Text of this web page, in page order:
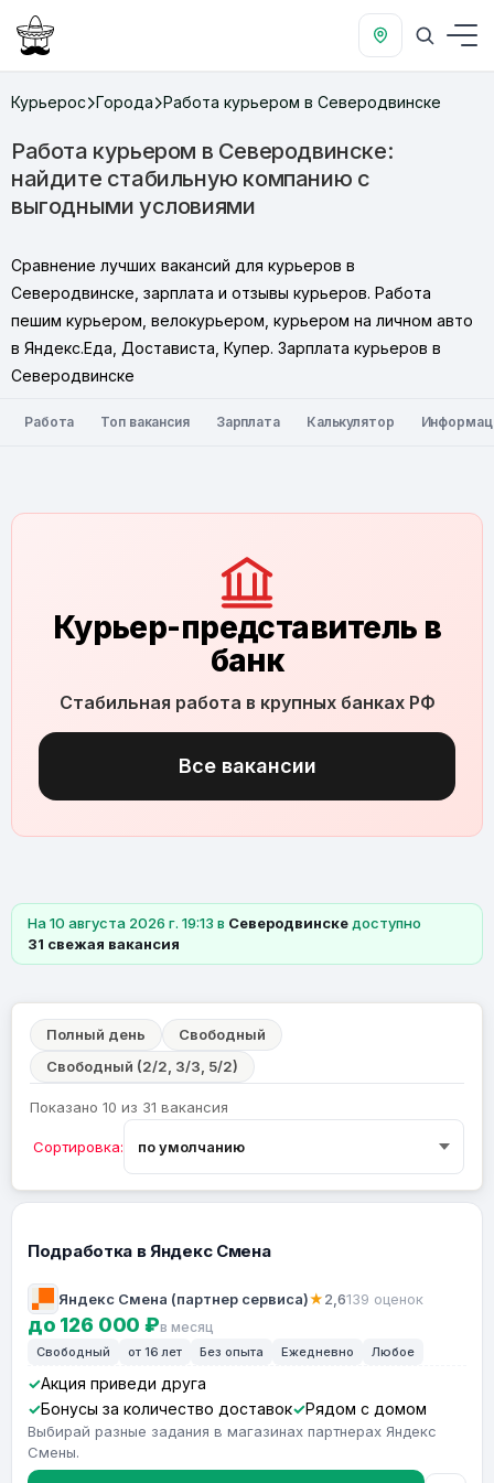
Курьерос Города Работа курьером в Северодвинске
Работа курьером в Северодвинске:
найдите стабильную компанию с
выгодными условиями
Сравнение лучших вакансий для курьеров в
Северодвинске, зарплата и отзывы курьеров. Работа
пешим курьером, велокурьером, курьером на личном авто
в Яндекс.Еда, Достависта, Купер. Зарплата курьеров в
Северодвинске
Работа Топ вакансия Зарплата Калькулятор
Курьер-представитель в
банк
Стабильная работа в крупных банках РФ
Все вакансии
На 10 августа 2026 г. 19:13 в Северодвинске доступно
31 свежая вакансия
Полный день
Свободный
Свободный (2/2, 3/3, 5/2)
Показано 10 из 31 вакансия
Сортировка:
Подработка в Яндекс Смена
Яндекс Смена (партнер сервиса)★2,6139 оценок
до 126 000 ₽в месяц
Свободный от 16 лет Без опыта Ежедневно Любое
Акция приведи друга
Бонусы за количество доставок
Рядом с домом
Выбирай разные задания в магазинах партнерах Яндекс
Смены.